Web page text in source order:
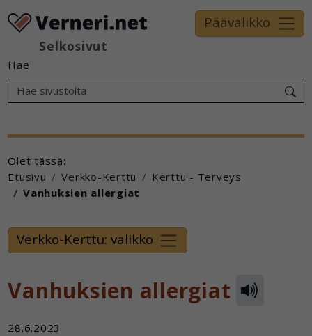
Selkosivut
Päävalikko
Hae
Olet tässä:
Etusivu
Verkko-Kerttu
Kerttu - Terveys
Vanhuksien allergiat
Verkko-Kerttu: valikko
Vanhuksien allergiat
28.6.2023